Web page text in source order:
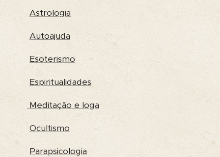
Astrologia
Autoajuda
Esoterismo
Espiritualidades
Meditação e Ioga
Ocultismo
Parapsicologia